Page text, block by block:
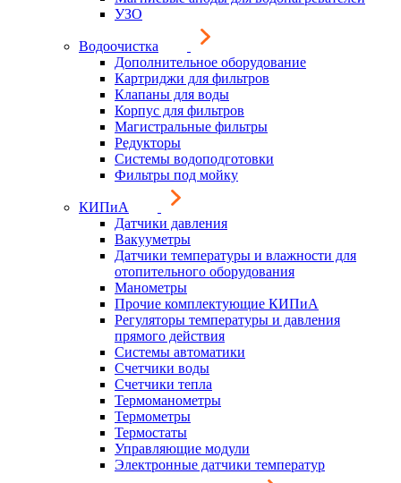
УЗО
Водоочистка
Дополнительное оборудование
Картриджи для фильтров
Клапаны для воды
Корпус для фильтров
Магистральные фильтры
Редукторы
Системы водоподготовки
Фильтры под мойку
КИПиА
Датчики давления
Вакууметры
Датчики температуры и влажности для
отопительного оборудования
Манометры
Прочие комплектующие КИПиА
Регуляторы температуры и давления
прямого действия
Системы автоматики
Счетчики воды
Счетчики тепла
Термоманометры
Термометры
Термостаты
Управляющие модули
Электронные датчики температур